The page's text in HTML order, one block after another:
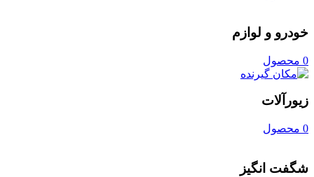
خودرو و لوازم
0 محصول
زیورآلات
0 محصول
شگفت انگیز